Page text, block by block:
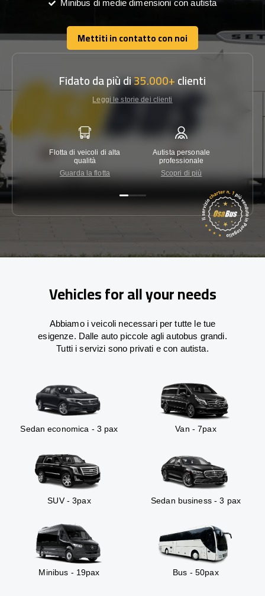
Minibus di medie dimensioni con autista
Mettiti in contatto con noi
Mettiti in contatto con noi
Fidato da più di35.000+clienti
Leggi le storie dei clienti
Flotta di veicoli di alta
qualità
Guarda la flotta
Autista personale
professionale
Scopri di più
Vehicles for all your needs
Abbiamo i veicoli necessari per tutte le tue
esigenze. Dalle auto piccole agli autobus grandi.
Tutti i servizi sono privati e con autista.
Sedan economica - 3 pax Van - 7pax
SUV - 3pax Sedan business - 3 pax
Minibus - 19pax Bus - 50pax